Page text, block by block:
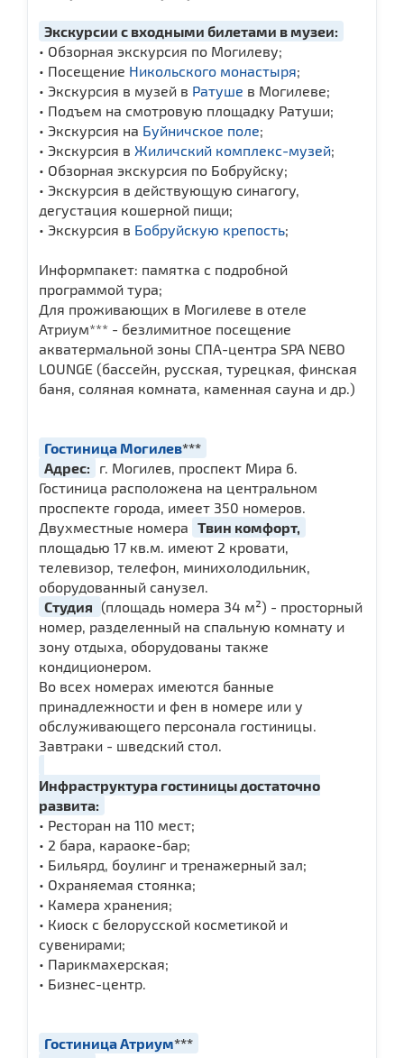
Экскурсии с входными билетами в музеи:
• Обзорная экскурсия по Могилеву;
• Посещение Никольского монастыря;
• Экскурсия в музей в Ратуше в Могилеве;
• Подъем на смотровую площадку Ратуши;
• Экскурсия на Буйничское поле;
• Экскурсия в Жиличский комплекс-музей;
• Обзорная экскурсия по Бобруйску;
• Экскурсия в действующую синагогу,
дегустация кошерной пищи;
• Экскурсия в Бобруйскую крепость;
Информпакет: памятка с подробной
программой тура;
Для проживающих в Могилеве в отеле
Атриум*** - безлимитное посещение
акватермальной зоны СПА-центра SPA NEBO
LOUNGE (бассейн, русская, турецкая, финская
баня, соляная комната, каменная сауна и др.)
Гостиница Могилев***
Адрес:
г. Могилев, проспект Мира 6.
Гостиница расположена на центральном
проспекте города, имеет 350 номеров.
Двухместные номера Твин комфорт,
площадью 17 кв.м. имеют 2 кровати,
телевизор, телефон, минихолодильник,
оборудованный санузел.
Студия (площадь номера 34 м²) - просторный
номер, разделенный на спальную комнату и
зону отдыха, оборудованы также
кондиционером.
Во всех номерах имеются банные
принадлежности и фен в номере или у
обслуживающего персонала гостиницы.
Завтраки - шведский стол.
Инфраструктура гостиницы достаточно
развита:
• Ресторан на 110 мест;
• 2 бара, караоке-бар;
• Бильярд, боулинг и тренажерный зал;
• Охраняемая стоянка;
• Камера хранения;
• Киоск с белорусской косметикой и
сувенирами;
• Парикмахерская;
• Бизнес-центр.
Гостиница Атриум***